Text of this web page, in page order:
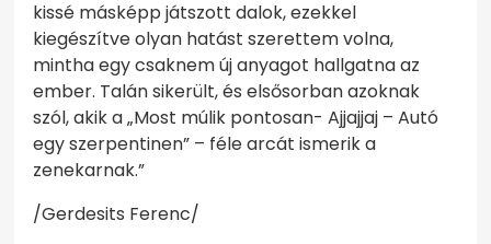
kissé másképp játszott dalok, ezekkel
kiegészítve olyan hatást szerettem volna,
mintha egy csaknem új anyagot hallgatna az
ember. Talán sikerült, és elsősorban azoknak
szól, akik a „Most múlik pontosan- Ajjajjaj – Autó
egy szerpentinen” – féle arcát ismerik a
zenekarnak.”
/Gerdesits Ferenc/